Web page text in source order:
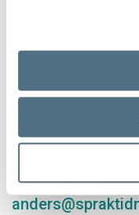
Här kan du läsa
rösta på dina
Anders Svensson
chefredaktör och
0768-68 58 24